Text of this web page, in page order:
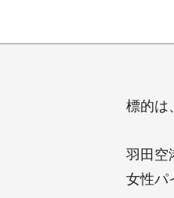
標的は
羽田空
女性パ